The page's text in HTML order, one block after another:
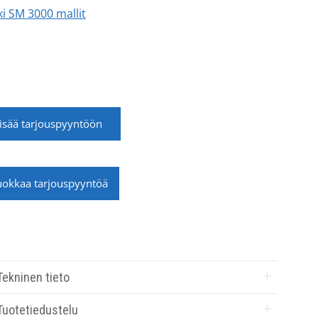
SM 3000 mallit
tarjouspyyntöön
tarjouspyyntöä
tieto